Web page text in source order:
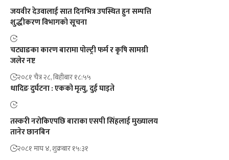
जयवीर देउवालाई सात दिनभित्र उपस्थित हुन सम्पत्ति
शुद्धीकरण विभागको सूचना
चट्याङका कारण बारामा पोल्ट्री फर्म र कृषि सामग्री
जलेर नष्ट
२०८१ चैत्र २८, बिहीबार १८:५५
धादिङ दुर्घटना : एकको मृत्यु, दुई घाइते
तस्करी नरोकिएपछि बाराका एसपी सिंहलाई मुख्यालय
तानेर छानबिन
२०८१ माघ ४, शुक्रबार १५:३१